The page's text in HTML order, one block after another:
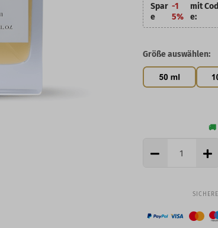
Spar
e
-1
5%
mit Cod
e:
Größe auswählen: